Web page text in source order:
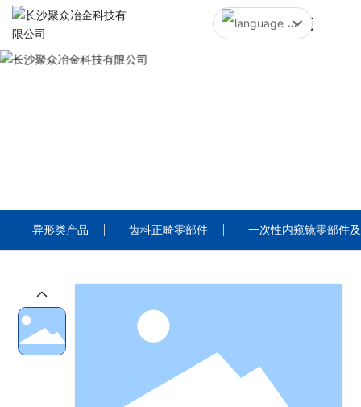
中文简体
异形类产品 齿科正畸零部件 一次性内窥镜零部件